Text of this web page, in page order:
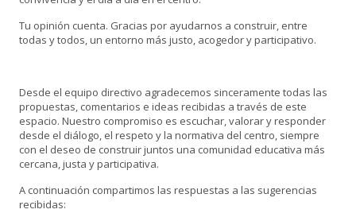
Tu opinión cuenta. Gracias por ayudarnos a construir, entre
todas y todos, un entorno más justo, acogedor y participativo.
Desde el equipo directivo agradecemos sinceramente todas las
propuestas, comentarios e ideas recibidas a través de este
espacio. Nuestro compromiso es escuchar, valorar y responder
desde el diálogo, el respeto y la normativa del centro, siempre
con el deseo de construir juntos una comunidad educativa más
cercana, justa y participativa.
A continuación compartimos las respuestas a las sugerencias
recibidas: